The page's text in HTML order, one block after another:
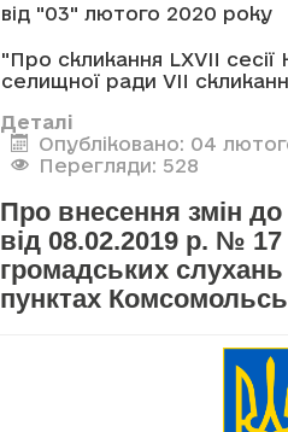
від "03" лютого 2020 року
"Про скликання LXVII
селищної ради VII
Деталі
Опубліковано: 04
Перегляди: 528
Про внесення змін
від 08.02.2019 р. №
громадських
пунктах